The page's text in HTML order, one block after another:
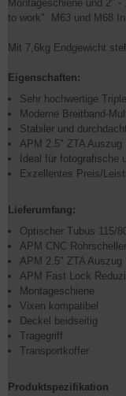
Montageschiene und 2"
to work". M63 und M68
Mit 7,6kg Endgewicht
Eigenschaften:
Sehr hochwertige
Moderne Breitband-
Stabiler und
APM 2.5" ZTA Auszug
Ideal für fotografische
Exzellentes Preis/
Lieferumfang:
Optischer Tubus 115/
APM CNC
APM 2.5" ZTA Auszug
APM Fast Lock
Montageschiene
Vixen kompatibel
Deckel beidseitig
Tragegriff
Transportkoffer
Produktspezifikation